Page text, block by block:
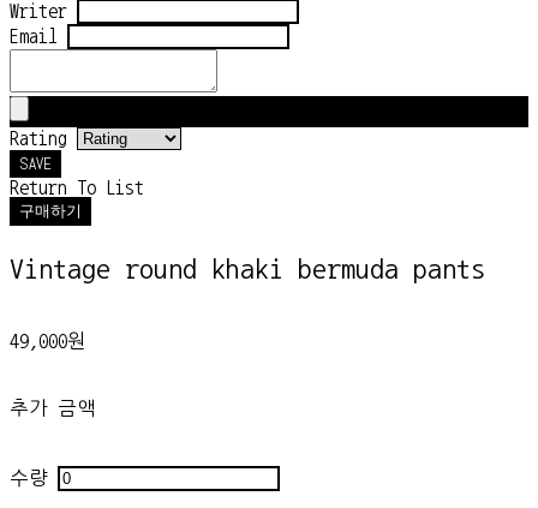
Writer
Email
Rating
SAVE
Return To List
구매하기
Vintage round khaki bermuda pants
49,000원
추가 금액
수량